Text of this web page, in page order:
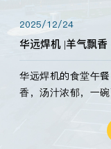
2025/12/24
华远焊机 |羊气飘
华远焊机的食堂午
香，汤汁浓郁，一